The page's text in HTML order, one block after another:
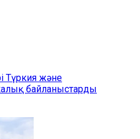
Түркия және
байланыстарды